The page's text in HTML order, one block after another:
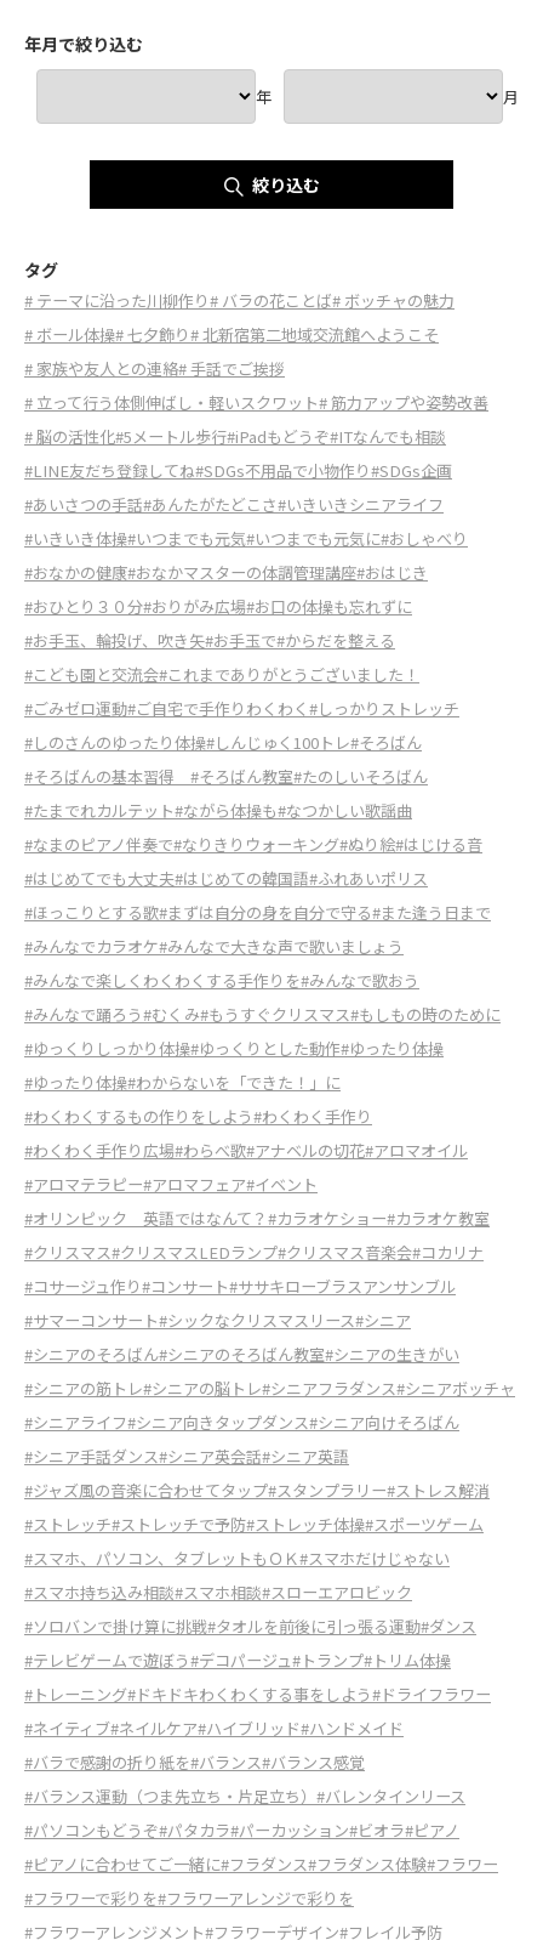
年月で絞り込む
年 月
絞り込む
タグ
# テーマに沿った川柳作り# バラの花ことば# ボッチャの魅力
# ボール体操# 七夕飾り# 北新宿第二地域交流館へようこそ
# 家族や友人との連絡# 手話でご挨拶
# 立って行う体側伸ばし・軽いスクワット# 筋力アップや姿勢改善
# 脳の活性化#5メートル歩行#iPadもどうぞ#ITなんでも相談
#LINE友だち登録してね#SDGs不用品で小物作り#SDGs企画
#あいさつの手話#あんたがたどこさ#いきいきシニアライフ
#いきいき体操#いつまでも元気#いつまでも元気に#おしゃべり
#おなかの健康#おなかマスターの体調管理講座#おはじき
#おひとり３０分#おりがみ広場#お口の体操も忘れずに
#お手玉、輪投げ、吹き矢#お手玉で#からだを整える
#こども園と交流会#これまでありがとうございました！
#ごみゼロ運動#ご自宅で手作りわくわく #しっかりストレッチ
#しのさんのゆったり体操#しんじゅく100トレ#そろばん
#そろばんの基本習得 #そろばん教室#たのしいそろばん
#たまでれカルテット#ながら体操も#なつかしい歌謡曲
#なまのピアノ伴奏で#なりきりウォーキング#ぬり絵#はじける音
#はじめてでも大丈夫#はじめての韓国語#ふれあいポリス
#ほっこりとする歌#まずは自分の身を自分で守る#また逢う日まで
#みんなでカラオケ#みんなで大きな声で歌いましょう
#みんなで楽しくわくわくする手作りを#みんなで歌おう
#みんなで踊ろう#むくみ#もうすぐクリスマス#もしもの時のために
#ゆっくりしっかり体操#ゆっくりとした動作#ゆったり体操
#ゆったり体操#わからないを「できた！」に
#わくわくするもの作りをしよう#わくわく手作り
#わくわく手作り広場#わらべ歌#アナベルの切花#アロマオイル
#アロマテラピー#アロマフェア#イベント
#オリンピック 英語ではなんて？ #カラオケショー#カラオケ教室
#クリスマス#クリスマスLEDランプ#クリスマス音楽会#コカリナ
#コサージュ作り#コンサート#ササキローブラスアンサンブル
#サマーコンサート#シックなクリスマスリース#シニア
#シニアのそろばん#シニアのそろばん教室#シニアの生きがい
#シニアの筋トレ#シニアの脳トレ#シニアフラダンス#シニアボッチャ
#シニアライフ#シニア向きタップダンス#シニア向けそろばん
#シニア手話ダンス#シニア英会話#シニア英語
#ジャズ風の音楽に合わせてタップ#スタンプラリー#ストレス解消
#ストレッチ#ストレッチで予防#ストレッチ体操#スポーツゲーム
#スマホ、パソコン、タブレットもＯＫ#スマホだけじゃない
#スマホ持ち込み相談#スマホ相談#スローエアロビック
#ソロバンで掛け算に挑戦#タオルを前後に引っ張る運動#ダンス
#テレビゲームで遊ぼう#デコパージュ#トランプ#トリム体操
#トレーニング#ドキドキわくわくする事をしよう#ドライフラワー
#ネイティブ#ネイルケア#ハイブリッド#ハンドメイド
#バラで感謝の折り紙を#バランス#バランス感覚
#バランス運動（つま先立ち・片足立ち） #バレンタインリース
#パソコンもどうぞ#パタカラ#パーカッション#ビオラ#ピアノ
#ピアノに合わせてご一緒に#フラダンス#フラダンス体験#フラワー
#フラワーで彩りを#フラワーアレンジで彩りを
#フラワーアレンジメント#フラワーデザイン#フレイル予防